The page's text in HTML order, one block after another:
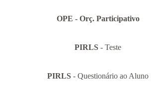
OPE - Orç. Participativo
PIRLS - Teste
PIRLS - Questionário ao Aluno